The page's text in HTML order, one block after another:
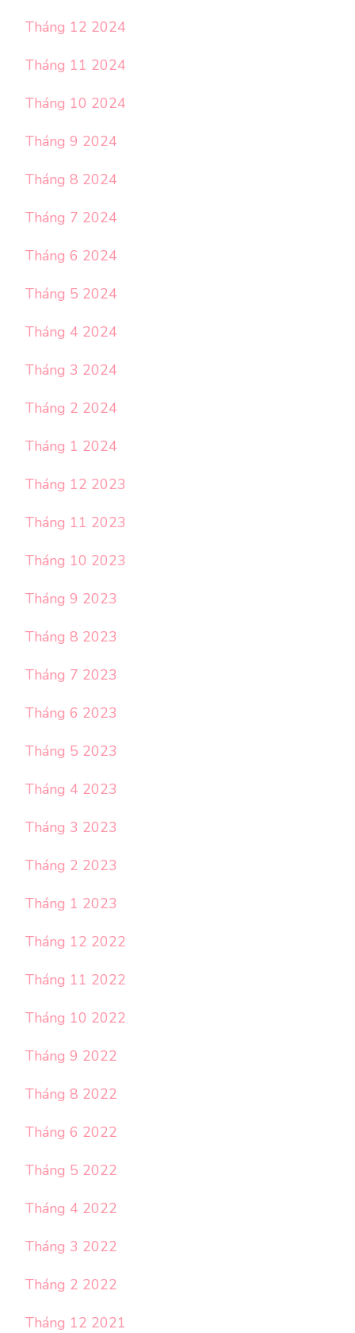
Tháng 12 2024
Tháng 11 2024
Tháng 10 2024
Tháng 9 2024
Tháng 8 2024
Tháng 7 2024
Tháng 6 2024
Tháng 5 2024
Tháng 4 2024
Tháng 3 2024
Tháng 2 2024
Tháng 1 2024
Tháng 12 2023
Tháng 11 2023
Tháng 10 2023
Tháng 9 2023
Tháng 8 2023
Tháng 7 2023
Tháng 6 2023
Tháng 5 2023
Tháng 4 2023
Tháng 3 2023
Tháng 2 2023
Tháng 1 2023
Tháng 12 2022
Tháng 11 2022
Tháng 10 2022
Tháng 9 2022
Tháng 8 2022
Tháng 6 2022
Tháng 5 2022
Tháng 4 2022
Tháng 3 2022
Tháng 2 2022
Tháng 12 2021